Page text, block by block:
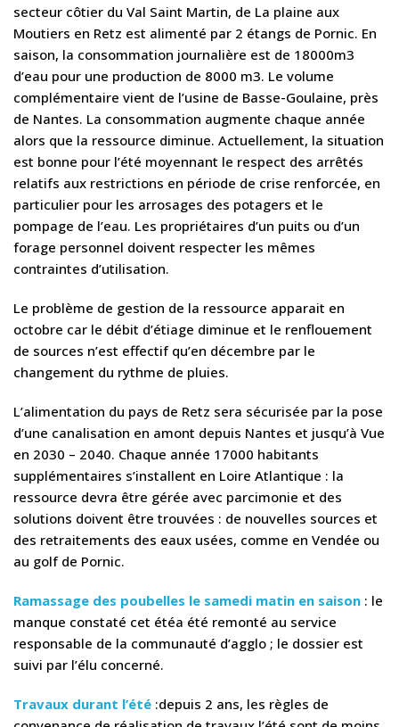
secteur côtier du Val Saint Martin, de La plaine aux
Moutiers en Retz est alimenté par 2 étangs de Pornic. En
saison, la consommation journalière est de 18000m3
d’eau pour une production de 8000 m3. Le volume
complémentaire vient de l’usine de Basse-Goulaine, près
de Nantes. La consommation augmente chaque année
alors que la ressource diminue. Actuellement, la situation
est bonne pour l’été moyennant le respect des arrêtés
relatifs aux restrictions en période de crise renforcée, en
particulier pour les arrosages des potagers et le
pompage de l’eau. Les propriétaires d’un puits ou d’un
forage personnel doivent respecter les mêmes
contraintes d’utilisation.
Le problème de gestion de la ressource apparait en
octobre car le débit d’étiage diminue et le renflouement
de sources n’est effectif qu’en décembre par le
changement du rythme de pluies.
L’alimentation du pays de Retz sera sécurisée par la pose
d’une canalisation en amont depuis Nantes et jusqu’à Vue
en 2030 – 2040. Chaque année 17000 habitants
supplémentaires s’installent en Loire Atlantique : la
ressource devra être gérée avec parcimonie et des
solutions doivent être trouvées : de nouvelles sources et
des retraitements des eaux usées, comme en Vendée ou
au golf de Pornic.
Ramassage des poubelles le samedi matin en saison : le
manque constaté cet étéa été remonté au service
responsable de la communauté d’agglo ; le dossier est
suivi par l’élu concerné.
Travaux durant l’été :depuis 2 ans, les règles de